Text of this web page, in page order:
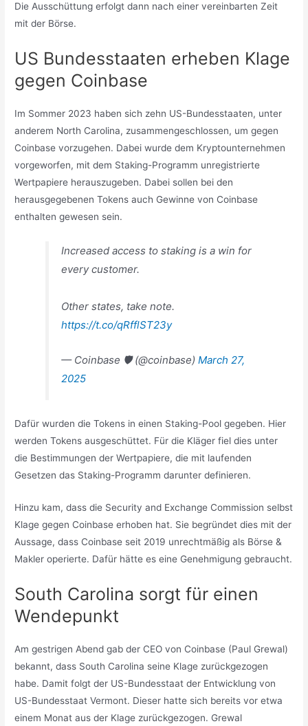
Die Ausschüttung erfolgt dann nach einer vereinbarten Zeit
mit der Börse.
US Bundesstaaten erheben Klage
gegen Coinbase
Im Sommer 2023 haben sich zehn US-Bundesstaaten, unter
anderem North Carolina, zusammengeschlossen, um gegen
Coinbase vorzugehen. Dabei wurde dem Kryptounternehmen
vorgeworfen, mit dem Staking-Programm unregistrierte
Wertpapiere herauszugeben. Dabei sollen bei den
herausgegebenen Tokens auch Gewinne von Coinbase
enthalten gewesen sein.
Increased access to staking is a win for
every customer.
Other states, take note.
https://t.co/qRfflST23y
— Coinbase 🛡️ (@coinbase)March 27,
2025
Dafür wurden die Tokens in einen Staking-Pool gegeben. Hier
werden Tokens ausgeschüttet. Für die Kläger fiel dies unter
die Bestimmungen der Wertpapiere, die mit laufenden
Gesetzen das Staking-Programm darunter definieren.
Hinzu kam, dass die Security and Exchange Commission selbst
Klage gegen Coinbase erhoben hat. Sie begründet dies mit der
Aussage, dass Coinbase seit 2019 unrechtmäßig als Börse &
Makler operierte. Dafür hätte es eine Genehmigung gebraucht.
South Carolina sorgt für einen
Wendepunkt
Am gestrigen Abend gab der CEO von Coinbase (Paul Grewal)
bekannt, dass South Carolina seine Klage zurückgezogen
habe. Damit folgt der US-Bundesstaat der Entwicklung von
US-Bundesstaat Vermont. Dieser hatte sich bereits vor etwa
einem Monat aus der Klage zurückgezogen. Grewal